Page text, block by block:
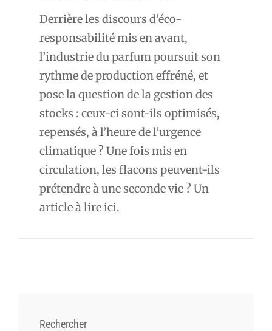
Derrière les discours d’éco-
responsabilité mis en avant,
l’industrie du parfum poursuit son
rythme de production effréné, et
pose la question de la gestion des
stocks : ceux-ci sont-ils optimisés,
repensés, à l’heure de l’urgence
climatique ? Une fois mis en
circulation, les flacons peuvent-ils
prétendre à une seconde vie ? Un
article à lire ici.
Rechercher